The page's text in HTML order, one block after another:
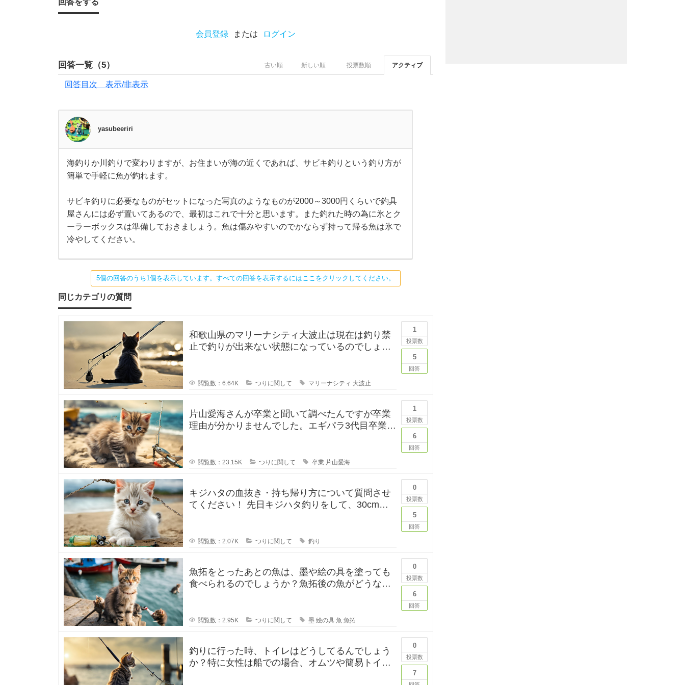
や
ぱ
り
車
一
択
で
し
ょ
う
？
我
が
家
は
車
を
所
持
し
て
い
な
い
の
で
回答をする
会員登録 または ログイン
回答一覧（5） アクティブ
投票数順
新しい順
古い順
回答目次 表示/非表示
yasubeeriri
海
釣
川
釣
り
で
変
わ
ま
住
ま
が
の
近
れ
ば
サ
ビ
キ
釣
り
と
海釣りか川釣りで変わりますが、お住まいが海の近くであれば、サビキ釣りという釣り方が
簡単で手軽に魚が釣れます。
サビキ釣りに必要なものがセットになった写真のようなものが2000～3000円くらいで釣具
屋さんには必ず置いてあるので、最初はこれで十分と思います。また釣れた時の為に氷とク
ーラーボックスは準備しておきましょう。魚は傷みやすいのでかならず持って帰る魚は氷で
冷やしてください。
5個の回答のうち1個を表示しています。すべての回答を表示するにはここをクリックしてください。
同じカテゴリの質問
和歌山県のマリーナシティ大波止は現在は釣り禁
止で釣りが出来ない状態になっているのでしょう
閲覧数：6.64K つりに関して マリーナシティ 大波止
1
投票数
5
回答
片山愛海さんが卒業と聞いて調べたんですが卒業
理由が分かりませんでした。エギパラ3代目卒業回
閲覧数：23.15K つりに関して 卒業 片山愛海
1
投票数
6
回答
キジハタの血抜き・持ち帰り方について質問させ
てください！ 先日キジハタ釣りをして、30cm台
閲覧数：2.07K つりに関して 釣り
0
投票数
5
回答
魚拓をとったあとの魚は、墨や絵の具を塗っても
食べられるのでしょうか？魚拓後の魚がどうなる
閲覧数：2.95K つりに関して 墨 絵の具 魚 魚拓
0
投票数
6
回答
釣りに行った時、トイレはどうしてるんでしょう
か？特に女性は船での場合、オムツや簡易トイレ
0
投票数
7